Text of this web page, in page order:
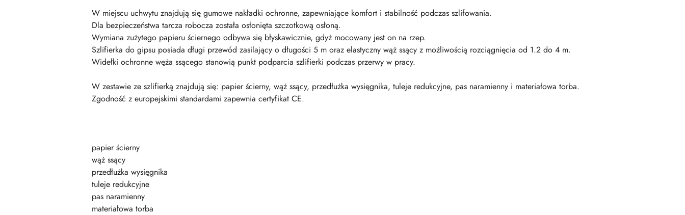
W miejscu uchwytu znajdują się gumowe nakładki ochronne, zapewniające komfort i stabilność podczas szlifowania.
Dla bezpieczeństwa tarcza robocza została osłonięta szczotkową osłoną.
Wymiana zużytego papieru ściernego odbywa się błyskawicznie, gdyż mocowany jest on na rzep.
Szlifierka do gipsu posiada długi przewód zasilający o długości 5 m oraz elastyczny wąż ssący z możliwością rozciągnięcia od 1.2 do 4 m.
Widełki ochronne węża ssącego stanowią punkt podparcia szlifierki podczas przerwy w pracy.
W zestawie ze szlifierką znajdują się: papier ścierny, wąż ssący, przedłużka wysięgnika, tuleje redukcyjne, pas naramienny i materiałowa torba.
Zgodność z europejskimi standardami zapewnia certyfikat CE.
papier ścierny
wąż ssący
przedłużka wysięgnika
tuleje redukcyjne
pas naramienny
materiałowa torba